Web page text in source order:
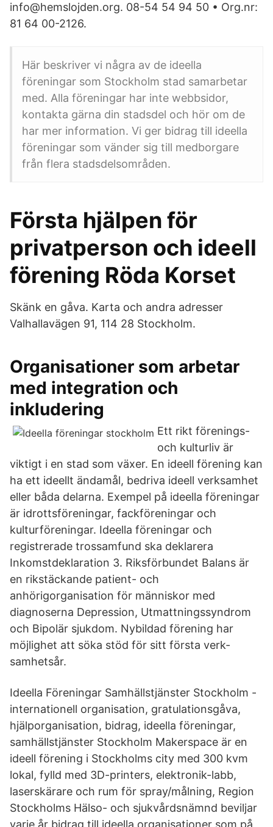
info@hemslojden.org. 08-54 54 94 50 • Org.nr:
81 64 00-2126.
Här beskriver vi några av de ideella
föreningar som Stockholm stad samarbetar
med. Alla föreningar har inte webbsidor,
kontakta gärna din stadsdel och hör om de
har mer information. Vi ger bidrag till ideella
föreningar som vänder sig till medborgare
från flera stadsdelsområden.
Första hjälpen för
privatperson och ideell
förening Röda Korset
Skänk en gåva. Karta och andra adresser
Valhallavägen 91, 114 28 Stockholm.
Organisationer som arbetar
med integration och
inkludering
Ett rikt förenings-
och kulturliv är
viktigt i en stad som växer. En ideell förening kan
ha ett ideellt ändamål, bedriva ideell verksamhet
eller båda delarna. Exempel på ideella föreningar
är idrottsföreningar, fackföreningar och
kulturföreningar. Ideella föreningar och
registrerade trossamfund ska deklarera
Inkomstdeklaration 3. Riksförbundet Balans är
en rikstäckande patient- och
anhörigorganisation för människor med
diagnoserna Depression, Utmattningssyndrom
och Bipolär sjukdom. Nybildad förening har
möjlighet att söka stöd för sitt första verk-
samhetsår.
Ideella Föreningar Samhällstjänster Stockholm -
internationell organisation, gratulationsgåva,
hjälporganisation, bidrag, ideella föreningar,
samhällstjänster Stockholm Makerspace är en
ideell förening i Stockholms city med 300 kvm
lokal, fylld med 3D-printers, elektronik-labb,
laserskärare och rum för spray/målning, Region
Stockholms Hälso- och sjukvårdsnämnd beviljar
varje år bidrag till ideella organisationer som på